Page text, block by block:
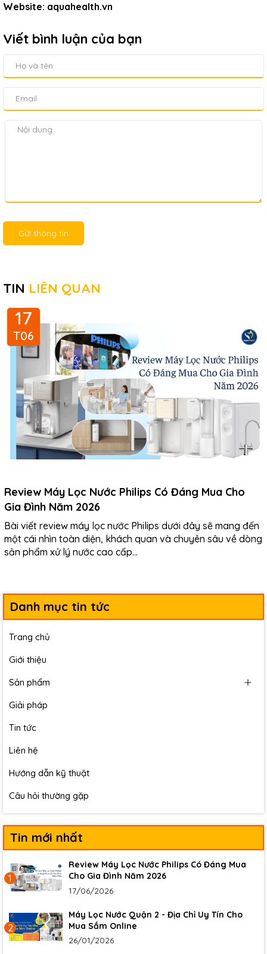
Website: aquahealth.vn
Viết bình luận của bạn
Gửi thông tin
TIN LIÊN QUAN
17
T06
Review Máy Lọc Nước Philips Có Đáng Mua Cho
Gia Đình Năm 2026
Bài viết review máy lọc nước Philips dưới đây sẽ mang đến
một cái nhìn toàn diện, khách quan và chuyên sâu về dòng
sản phẩm xử lý nước cao cấp...
Danh mục tin tức
Trang chủ
Giới thiệu
Sản phẩm
Giải pháp
Tin tức
Liên hệ
Hướng dẫn kỹ thuật
Câu hỏi thường gặp
Tin mới nhất
1
Review Máy Lọc Nước Philips Có Đáng Mua
Cho Gia Đình Năm 2026
17/06/2026
2
Máy Lọc Nước Quận 2 - Địa Chỉ Uy Tín Cho
Mua Sắm Online
26/01/2026